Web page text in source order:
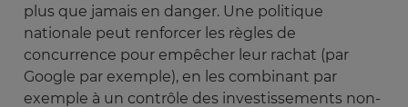
plus que jamais en danger. Une politique
nationale peut renforcer les règles de
concurrence pour empêcher leur rachat (par
Google par exemple), en les combinant par
exemple à un contrôle des investissements non-